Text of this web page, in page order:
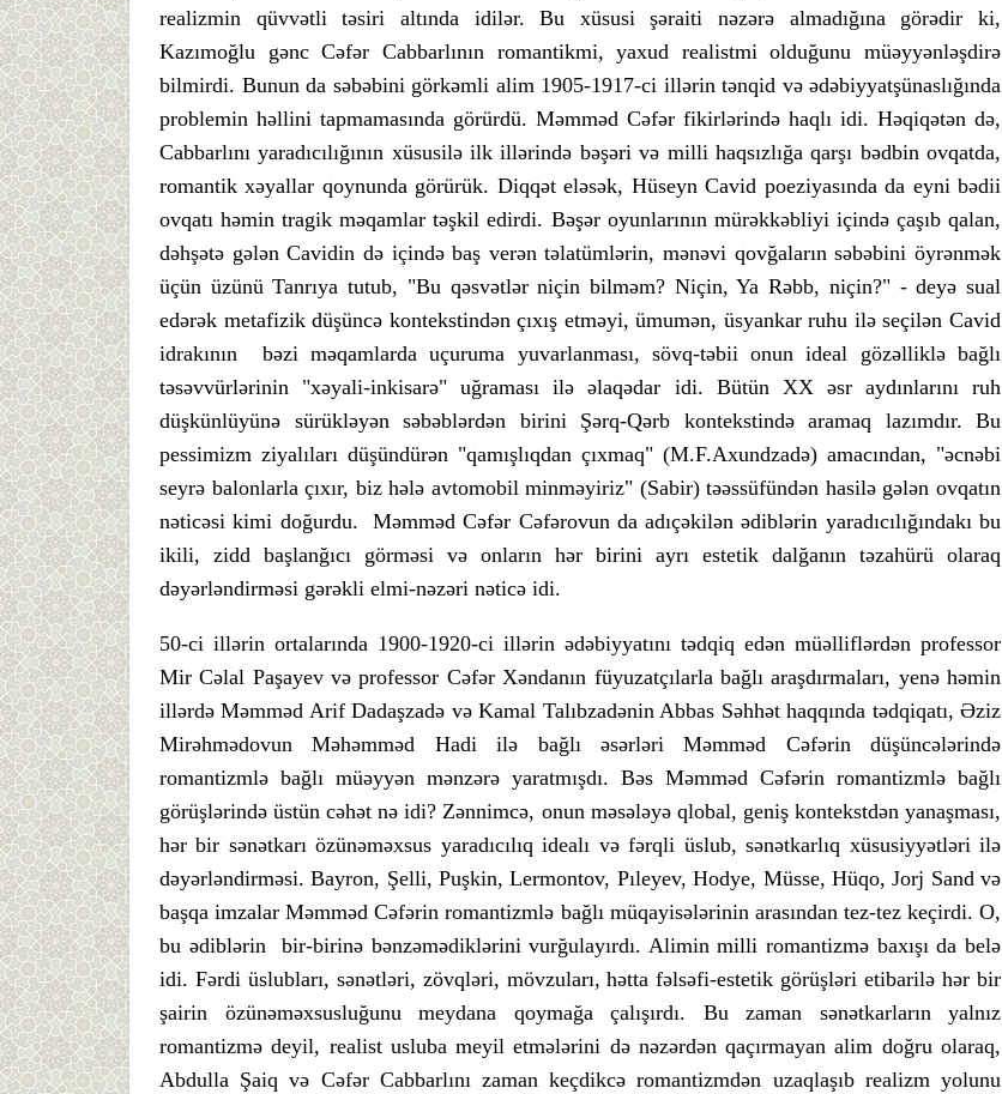
realizmin qüvvətli təsiri altında idilər. Bu xüsusi şəraiti nəzərə almadığına görədir ki,
Kazımoğlu gənc Cəfər Cabbarlının romantikmi, yaxud realistmi olduğunu müəyyənləşdirə
bilmirdi. Bunun da səbəbini görkəmli alim 1905-1917-ci illərin tənqid və ədəbiyyatşünaslığında
problemin həllini tapmamasında görürdü. Məmməd Cəfər fikirlərində haqlı idi. Həqiqətən də,
Cabbarlını yaradıcılığının xüsusilə ilk illərində bəşəri və milli haqsızlığa qarşı bədbin ovqatda,
romantik xəyallar qoynunda görürük. Diqqət eləsək, Hüseyn Cavid poeziyasında da eyni bədii
ovqatı həmin tragik məqamlar təşkil edirdi. Bəşər oyunlarının mürəkkəbliyi içində çaşıb qalan,
dəhşətə gələn Cavidin də içində baş verən təlatümlərin, mənəvi qovğaların səbəbini öyrənmək
üçün üzünü Tanrıya tutub, "Bu qəsvətlər niçin bilməm? Niçin, Ya Rəbb, niçin?" - deyə sual
edərək metafizik düşüncə kontekstindən çıxış etməyi, ümumən, üsyankar ruhu ilə seçilən Cavid
idrakının bəzi məqamlarda uçuruma yuvarlanması, sövq-təbii onun ideal gözəlliklə bağlı
təsəvvürlərinin "xəyali-inkisarə" uğraması ilə əlaqədar idi. Bütün XX əsr aydınlarını ruh
düşkünlüyünə sürükləyən səbəblərdən birini Şərq-Qərb kontekstində aramaq lazımdır. Bu
pessimizm ziyalıları düşündürən "qamışlıqdan çıxmaq" (M.F.Axundzadə) amacından, "əcnəbi
seyrə balonlarla çıxır, biz hələ avtomobil minməyiriz" (Sabir) təəssüfündən hasilə gələn ovqatın
nəticəsi kimi doğurdu. Məmməd Cəfər Cəfərovun da adıçəkilən ədiblərin yaradıcılığındakı bu
ikili, zidd başlanğıcı görməsi və onların hər birini ayrı estetik dalğanın təzahürü olaraq
dəyərləndirməsi gərəkli elmi-nəzəri nəticə idi.
50-ci illərin ortalarında 1900-1920-ci illərin ədəbiyyatını tədqiq edən müəlliflərdən professor
Mir Cəlal Paşayev və professor Cəfər Xəndanın füyuzatçılarla bağlı araşdırmaları, yenə həmin
illərdə Məmməd Arif Dadaşzadə və Kamal Talıbzadənin Abbas Səhhət haqqında tədqiqatı, Əziz
Mirəhmədovun Məhəmməd Hadi ilə bağlı əsərləri Məmməd Cəfərin düşüncələrində
romantizmlə bağlı müəyyən mənzərə yaratmışdı. Bəs Məmməd Cəfərin romantizmlə bağlı
görüşlərində üstün cəhət nə idi? Zənnimcə, onun məsələyə qlobal, geniş kontekstdən yanaşması,
hər bir sənətkarı özünəməxsus yaradıcılıq idealı və fərqli üslub, sənətkarlıq xüsusiyyətləri ilə
dəyərləndirməsi. Bayron, Şelli, Puşkin, Lermontov, Pıleyev, Hodye, Müsse, Hüqo, Jorj Sand və
başqa imzalar Məmməd Cəfərin romantizmlə bağlı müqayisələrinin arasından tez-tez keçirdi. O,
bu ədiblərin bir-birinə bənzəmədiklərini vurğulayırdı. Alimin milli romantizmə baxışı da belə
idi. Fərdi üslubları, sənətləri, zövqləri, mövzuları, hətta fəlsəfi-estetik görüşləri etibarilə hər bir
şairin özünəməxsusluğunu meydana qoymağa çalışırdı. Bu zaman sənətkarların yalnız
romantizmə deyil, realist usluba meyil etmələrini də nəzərdən qaçırmayan alim doğru olaraq,
Abdulla Şaiq və Cəfər Cabbarlını zaman keçdikcə romantizmdən uzaqlaşıb realizm yolunu